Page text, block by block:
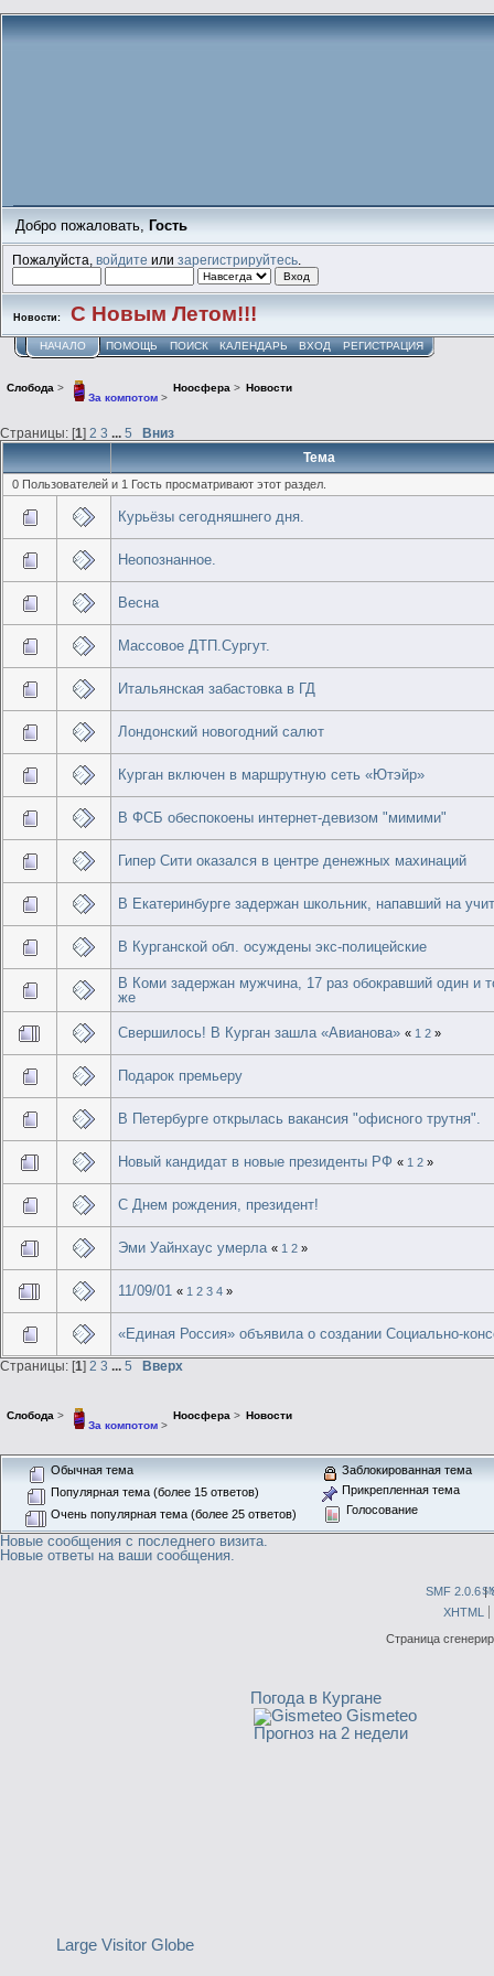
Добро пожаловать, Гость
Пожалуйста,войдите илизарегистрируйтесь
Новости: С Новым Летом!!!
НАЧАЛО ПОМОЩЬ ПОИСК КАЛЕНДАРЬ ВХОД РЕГИСТРАЦИЯ
Слобода >
За компотом>
Ноосфера > Новости
Страницы: [1] 2 3 ... 5
Вниз
Тема
0 Пользователей и 1 Гость просматривают этот раздел.
Курьёзы сегодняшнего дня.
Неопознанное.
Весна
Массовое ДТП.Сургут.
Итальянская забастовка в ГД
Лондонский новогодний салют
Курган включен в маршрутную сеть «Ютэйр»
В ФСБ обеспокоены интернет-девизом "мимими"
Гипер Сити оказался в центре денежных махинаций
В Екатеринбурге задержан школьник, напавший на
В Курганской обл. осуждены экс-полицейские
В Коми задержан мужчина, 17 раз обокравший один и
же
Свершилось! В Курган зашла «Авианова» « 1 2 »
Подарок премьеру
В Петербурге открылась вакансия "офисного трутня".
Новый кандидат в новые президенты РФ « 1 2 »
C Днем рождения, президент!
Эми Уайнхаус умерла« 1 2 »
11/09/01 « 1 2 3 4 »
«Единая Россия» объявила о создании Социально-
Страницы: [1] 2 3 ... 5 Вверх
Слобода >
За компотом>
Ноосфера> Новости
Обычная тема
Популярная тема (более 15 ответов)
Очень популярная тема (более 25 ответов)
Заблокированная тема
Прикрепленная тема
Голосование
Новые сообщения с последнего визита.
Новые ответы на ваши сообщения.
SMF 2.0.6|
XHTML
Страница
Large Visitor Globe
Погода в Кургане
Gismeteo
Прогноз на 2 недели